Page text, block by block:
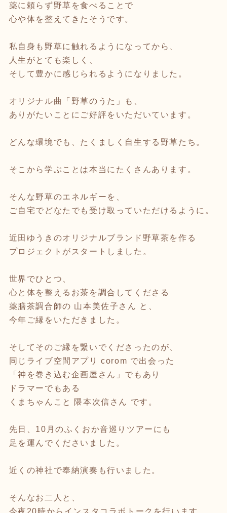
薬に頼らず野草を食べることで
心や体を整えてきたそうです。
私自身も野草に触れるようになってから、
人生がとても楽しく、
そして豊かに感じられるようになりました。
オリジナル曲「野草のうた」も、
ありがたいことにご好評をいただいています。
どんな環境でも、たくましく自生する野草たち。
そこから学ぶことは本当にたくさんあります。
そんな野草のエネルギーを、
ご自宅でどなたでも受け取っていただけるように。
近田ゆうきのオリジナルブランド野草茶を作る
プロジェクトがスタートしました。
世界でひとつ、
心と体を整えるお茶を調合してくださる
薬膳茶調合師の 山本美佐子さん と、
今年ご縁をいただきました。
そしてそのご縁を繋いでくださったのが、
同じライブ空間アプリ corom で出会った
「神を巻き込む企画屋さん」でもあり
ドラマーでもある
くまちゃんこと 隈本次信さん です。
先日、10月のふくおか音巡りツアーにも
足を運んでくださいました。
近くの神社で奉納演奏も行いました。
そんなお二人と、
今夜20時からインスタコラボトークを行います。